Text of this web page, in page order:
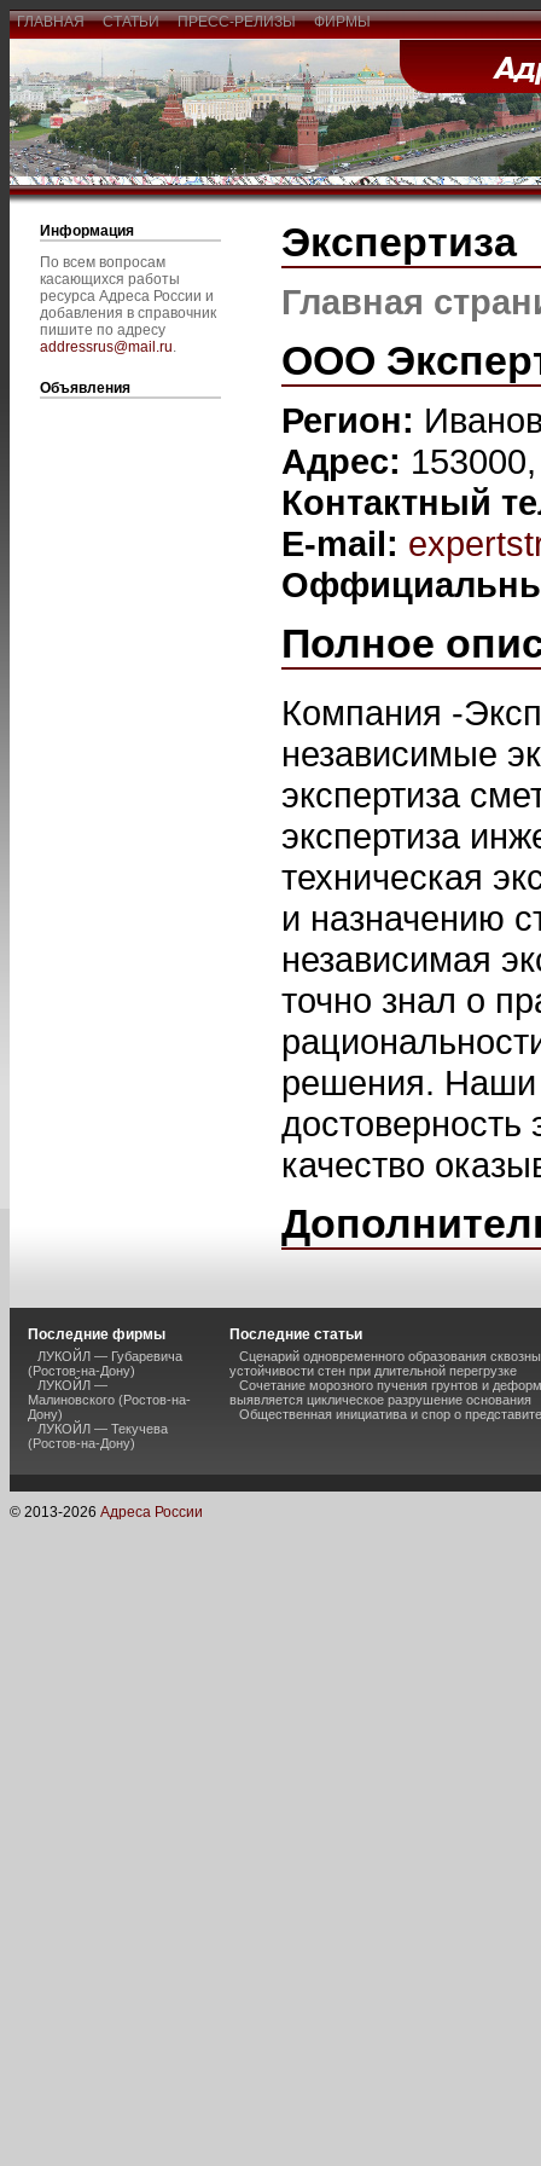
ГЛАВНАЯ СТАТЬИ ПРЕСС-РЕЛИЗЫ ФИРМЫ
Информация
По всем вопросам
касающихся работы
ресурса Адреса России и
добавления в справочник
пишите по адресу
addressrus@mail.ru.
Объявления
Экспертиза
Главная
ООО
Регион:
Адрес:
Контактный
E-mail:
Полное
Компания -
независимые
экспертиза
экспертиза
техническая
и назначению
независимая
точно знал о
решения. Наши
достоверность
качество
Последние фирмы
ЛУКОЙЛ — Губаревича
(Ростов-на-Дону)
ЛУКОЙЛ —
Малиновского (Ростов-на-
Дону)
ЛУКОЙЛ — Текучева
(Ростов-на-Дону)
Последние статьи
Сценарий одновременного образования
устойчивости стен при длительной перегрузке
Сочетание морозного пучения грунтов и
выявляется циклическое разрушение основания
Общественная инициатива и спор о
© 2013-2026 Адреса России